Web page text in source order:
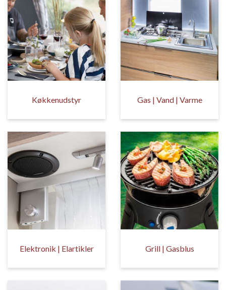
Køkkenudstyr Gas | Vand | Varme
Elektronik | Elartikler Grill | Gasblus